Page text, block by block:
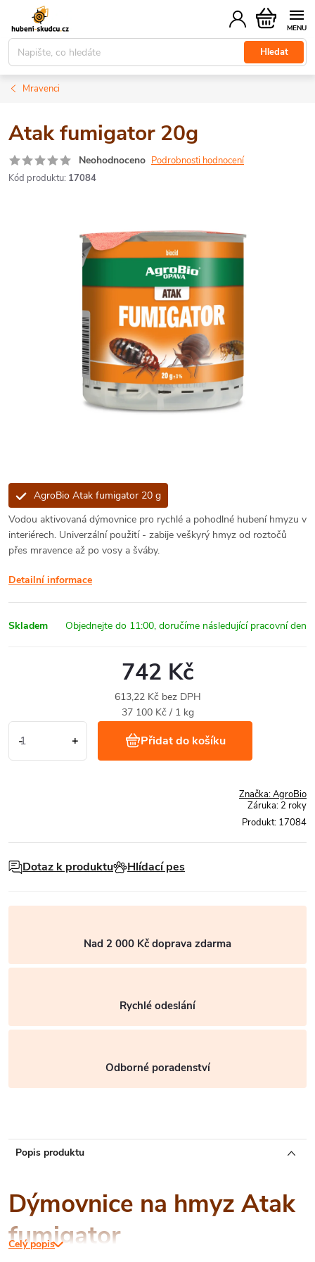
obsah
Hledat
Nákupní
košík
Mravenci
Atak fumigator 20g
Neohodnoceno Podrobnosti hodnocení
Kód produktu: 17084
AgroBio Atak fumigator 20 g
Vodou aktivovaná dýmovnice pro rychlé a pohodlné hubení hmyzu v
interiérech. Univerzální použití - zabije veškyrý hmyz od roztočů
přes mravence až po vosy a šváby.
Detailní informace
Skladem
742 Kč
613,22 Kč bez DPH
Měrná
37 100 Kč / 1 kg
Přidat do košíku
Značka:AgroBio
Záruka: 2 roky
Produkt: 17084
Dotaz k produktu Hlídací pes
Nad 2 000 Kč doprava zdarma
Rychlé odeslání
Odborné poradenství
Popis produktu
Dýmovnice na hmyz Atak
fumigator
Celý popis